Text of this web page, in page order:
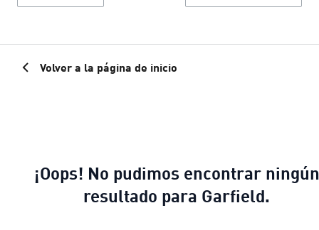
Volver a la página de inicio
¡Oops! No pudimos encontrar ningún
resultado para Garfield.